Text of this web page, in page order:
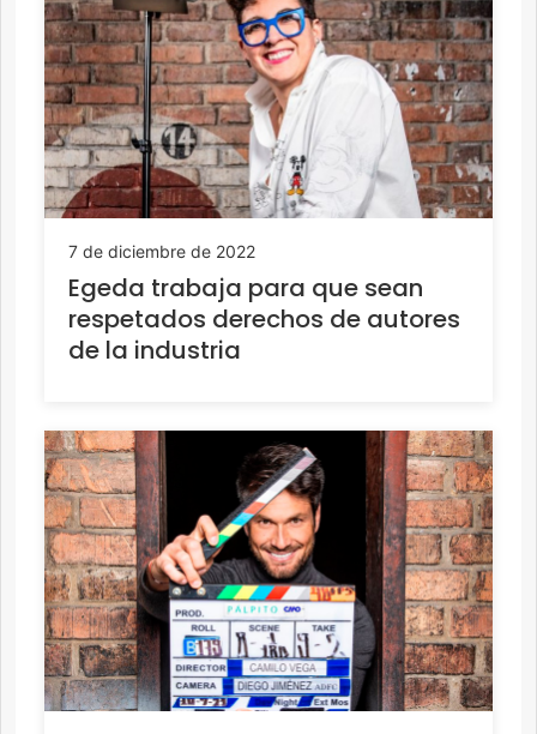
7 de diciembre de 2022
Egeda trabaja para que sean
respetados derechos de autores
de la industria